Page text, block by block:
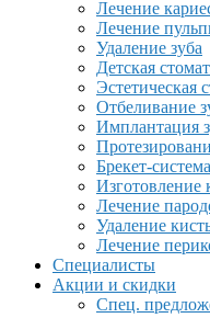
Лечение
Лечение
Удаление зуба
Детская
Эстетическая
Отбеливание
Имплантация
Брекет-система
Изготовление
Лечение
Удаление
Лечение
Специалисты
Акции и скидки
Спец.